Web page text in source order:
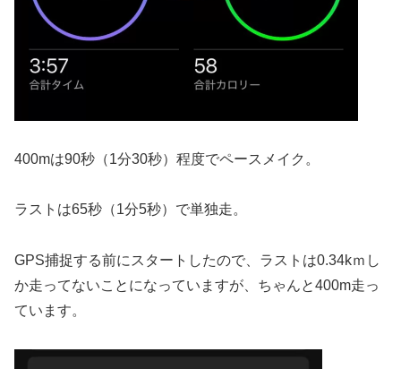
400mは90秒（1分30秒）程度でペースメイク。
ラストは65秒（1分5秒）で単独走。
GPS捕捉する前にスタートしたので、ラストは0.34kｍし
か走ってないことになっていますが、ちゃんと400m走っ
ています。